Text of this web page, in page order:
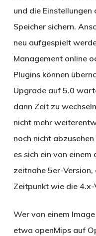
und die Einstellungen
Speicher sichern.
neu aufgespielt
Management online
Plugins können
Upgrade auf 5.0
dann Zeit zu
nicht mehr
noch nicht
es sich ein von
zeitnahe 5er-
Zeitpunkt wie die 4.x-
Wer von einem
etwa openMips auf